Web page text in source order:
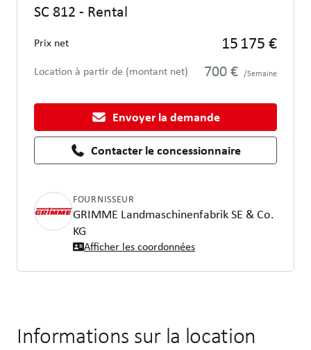
SC 812 - Rental
Prix net 15 175 €
Location à partir de (montant net) 700 € /Semaine
Envoyer la demande
Contacter le concessionnaire
FOURNISSEUR
GRIMME Landmaschinenfabrik SE & Co.
KG
Afficher les coordonnées
Informations sur la location